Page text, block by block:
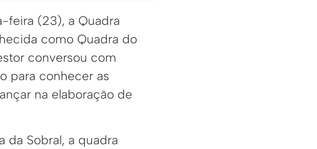
feira (23), a Quadra
como Quadra do
conversou com
para conhecer as
na elaboração de
da Sobral, a quadra